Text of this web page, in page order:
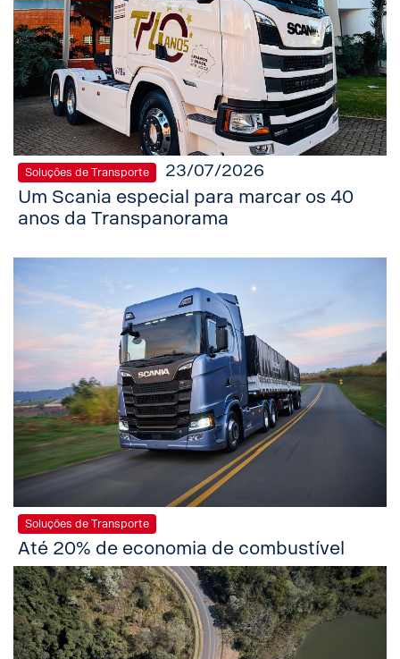
Soluções de Transporte 23/07/2026
Um Scania especial para marcar os 40
anos da Transpanorama
Soluções de Transporte
Até 20% de economia de combustível